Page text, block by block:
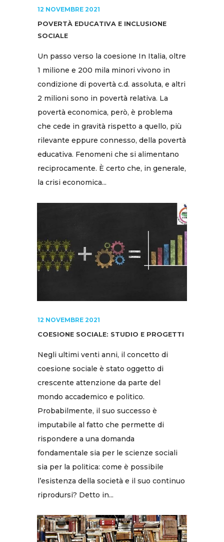
12 NOVEMBRE 2021
POVERTÀ EDUCATIVA E INCLUSIONE
SOCIALE
Un passo verso la coesione In Italia, oltre
1 milione e 200 mila minori vivono in
condizione di povertà c.d. assoluta, e altri
2 milioni sono in povertà relativa. La
povertà economica, però, è problema
che cede in gravità rispetto a quello, più
rilevante eppure connesso, della povertà
educativa. Fenomeni che si alimentano
reciprocamente. È certo che, in generale,
la crisi economica...
12 NOVEMBRE 2021
COESIONE SOCIALE: STUDIO E PROGETTI
Negli ultimi venti anni, il concetto di
coesione sociale è stato oggetto di
crescente attenzione da parte del
mondo accademico e politico.
Probabilmente, il suo successo è
imputabile al fatto che permette di
rispondere a una domanda
fondamentale sia per le scienze sociali
sia per la politica: come è possibile
l’esistenza della società e il suo continuo
riprodursi? Detto in...